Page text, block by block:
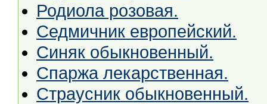
Родиола розовая.
Седмичник европейский.
Синяк обыкновенный.
Спаржа лекарственная.
Страусник обыкновенный.